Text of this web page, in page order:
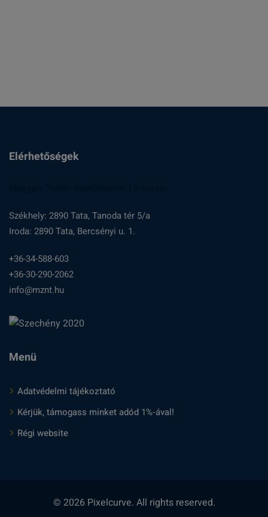
Elérhetőségek
Székhely: 2890 Tata, Tanoda tér 5/a
Iroda: 2890 Tata, Bercsényi u. 1.
+36-34-588-603
+36-30-290-2062
info@mznt.hu
Menü
Adatvédelmi tájékoztató
Kérjük, támogass minket adód 1%-ával!
Régi website
© 2026 Pixelcurve. All rights reserved.